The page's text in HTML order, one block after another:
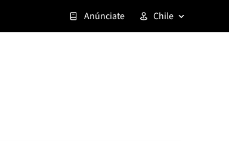
Anúnciate Chile